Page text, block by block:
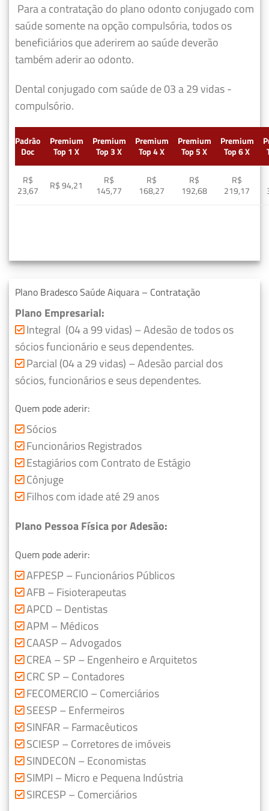
Para a contratação do plano odonto conjugado com
saúde somente na opção compulsória, todos os
beneficiários que aderirem ao saúde deverão
também aderir ao odonto.
Dental conjugado com saúde de 03 a 29 vidas -
compulsório.
Padrão
Doc
Premium
Top 1 X
Premium
Top 3 X
Premium
Top 4 X
Premium
Top 5 X
Premium
Top 6 X
R$
23,67
R$ 94,21
R$
145,77
R$
168,27
R$
192,68
R$
219,17
Plano Bradesco Saúde Aiquara – Contratação
Plano Empresarial:
Integral (04 a 99 vidas) – Adesão de todos os
sócios funcionário e seus dependentes.
Parcial (04 a 29 vidas) – Adesão parcial dos
sócios, funcionários e seus dependentes.
Quem pode aderir:
Sócios
Funcionários Registrados
Estagiários com Contrato de Estágio
Cônjuge
Filhos com idade até 29 anos
Plano Pessoa Física por Adesão:
Quem pode aderir:
AFPESP – Funcionários Públicos
AFB – Fisioterapeutas
APCD – Dentistas
APM – Médicos
CAASP – Advogados
CREA – SP – Engenheiro e Arquitetos
CRC SP – Contadores
FECOMERCIO – Comerciários
SEESP – Enfermeiros
SINFAR – Farmacêuticos
SCIESP – Corretores de imóveis
SINDECON – Economistas
SIMPI – Micro e Pequena Indústria
SIRCESP – Comerciários